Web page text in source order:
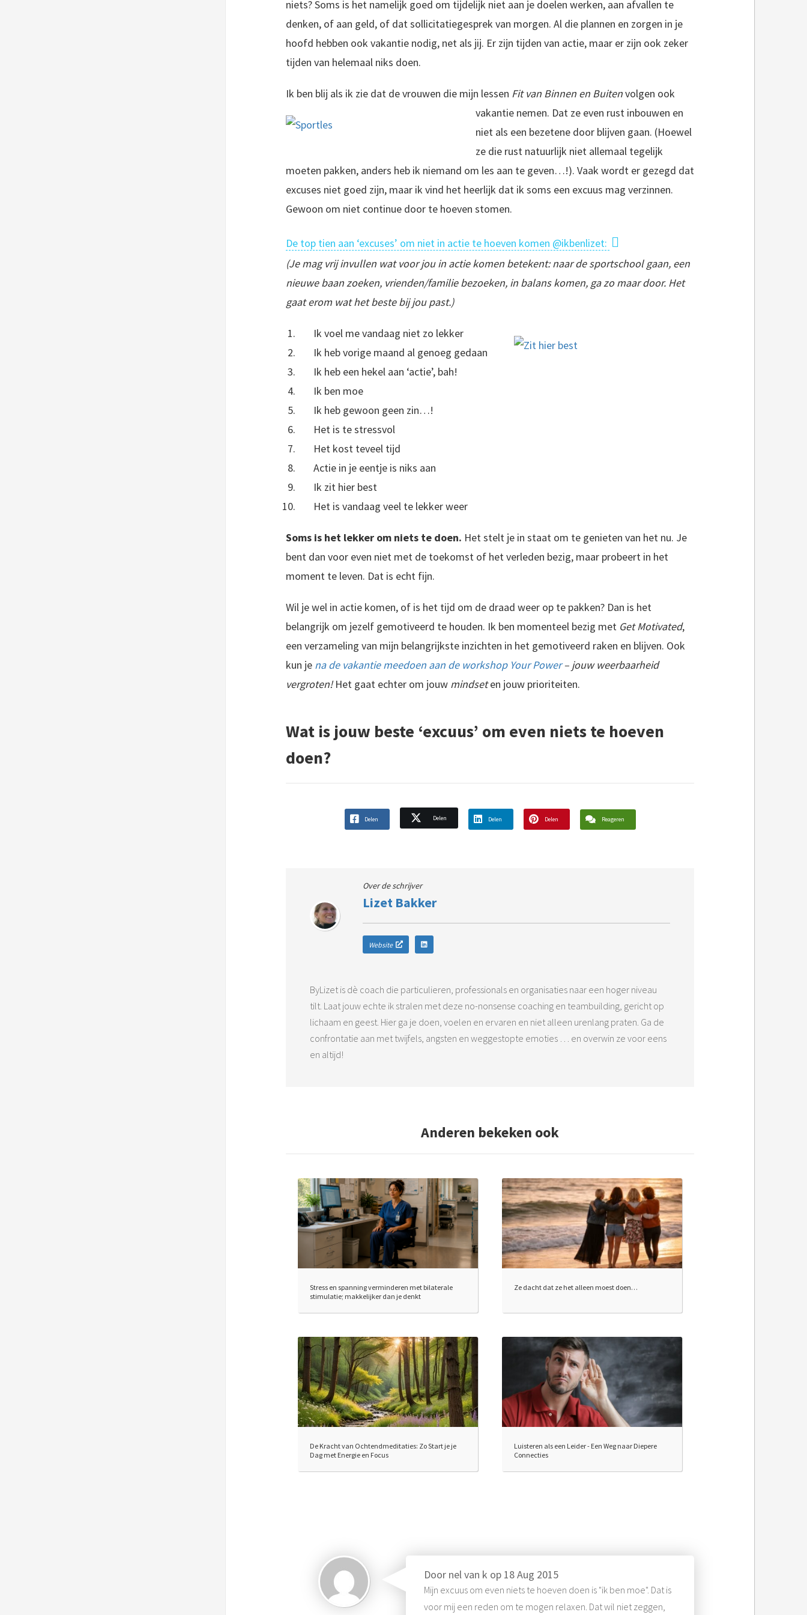
niets? Soms is het namelijk goed om tijdelijk niet aan je doelen werken, aan afvallen te
denken, of aan geld, of dat sollicitatiegesprek van morgen. Al die plannen en zorgen in je
hoofd hebben ook vakantie nodig, net als jij. Er zijn tijden van actie, maar er zijn ook zeker
tijden van helemaal niks doen.
Ik ben blij als ik zie dat de vrouwen die mijn lessen Fit van Binnen en Buitenvolgen ook
vakantie nemen. Dat ze even rust inbouwen en
niet als een bezetene door blijven gaan. (Hoewel
ze die rust natuurlijk niet allemaal tegelijk
moeten pakken, anders heb ik niemand om les aan te geven…!). Vaak wordt er gezegd dat
excuses niet goed zijn, maar ik vind het heerlijk dat ik soms een excuus mag verzinnen.
Gewoon om niet continue door te hoeven stomen.
De top tien aan ‘excuses’ om niet in actie te hoeven komen @ikbenlizet:
(Je mag vrij invullen wat voor jou in actie komen betekent: naar de sportschool gaan, een
nieuwe baan zoeken, vrienden/familie bezoeken, in balans komen, ga zo maar door. Het
gaat erom wat het beste bij jou past.)
Ik voel me vandaag niet zo lekker
Ik heb vorige maand al genoeg gedaan
Ik heb een hekel aan ‘actie’, bah!
Ik ben moe
Ik heb gewoon geen zin…!
Het is te stressvol
Het kost teveel tijd
Actie in je eentje is niks aan
Ik zit hier best
Het is vandaag veel te lekker weer
Soms is het lekker om niets te doen. Het stelt je in staat om te genieten van het nu. Je
bent dan voor even niet met de toekomst of het verleden bezig, maar probeert in het
moment te leven. Dat is echt fijn.
Wil je wel in actie komen, of is het tijd om de draad weer op te pakken? Dan is het
belangrijk om jezelf gemotiveerd te houden. Ik ben momenteel bezig met Get Motivated,
een verzameling van mijn belangrijkste inzichten in het gemotiveerd raken en blijven. Ook
kun je na de vakantie meedoen aan de workshop Your Power– jouw weerbaarheid
vergroten!Het gaat echter om jouw mindseten jouw prioriteiten.
Wat is jouw beste ‘excuus’ om even niets te hoeven
doen?
Delen Delen Delen Delen Reageren
Over de schrijver
Lizet Bakker
Website
ByLizet is dè coach die particulieren, professionals en organisaties naar een hoger niveau
tilt. Laat jouw echte ik stralen met deze no-nonsense coaching en teambuilding, gericht op
lichaam en geest. Hier ga je doen, voelen en ervaren en niet alleen urenlang praten. Ga de
confrontatie aan met twijfels, angsten en weggestopte emoties … en overwin ze voor eens
en altijd!
Anderen bekeken ook
Stress en spanning verminderen met bilaterale
stimulatie; makkelijker dan je denkt
Ze dacht dat ze het alleen moest doen…
De Kracht van Ochtendmeditaties: Zo Start je je
Dag met Energie en Focus
Luisteren als een Leider - Een Weg naar Diepere
Connecties
Door nel van k op 18 Aug 2015
Mijn excuus om even niets te hoeven doen is "ik ben moe". Dat is
voor mij een reden om te mogen relaxen. Dat wil niet zeggen,